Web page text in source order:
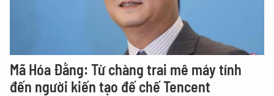
Mã Hóa Đằng: Từ chàng trai mê máy tính
đến người kiến tạo đế chế Tencent